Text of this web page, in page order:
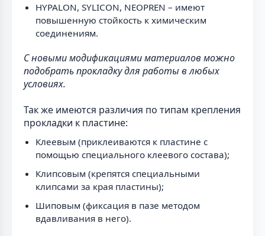
HYPALON, SYLICON, NEOPREN – имеют
повышенную стойкость к химическим
соединениям.
С новыми модификациями материалов можно
подобрать прокладку для работы в любых
условиях.
Так же имеются различия по типам крепления
прокладки к пластине:
Клеевым (приклеиваются к пластине с
помощью специального клеевого состава);
Клипсовым (крепятся специальными
клипсами за края пластины);
Шиповым (фиксация в пазе методом
вдавливания в него).